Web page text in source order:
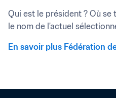
Qui est le président ? Où se
le nom de l'actuel
En savoir plus Fédération